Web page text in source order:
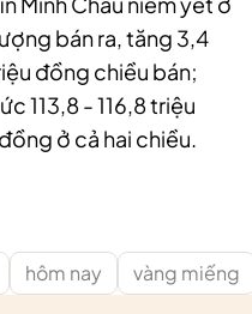
bán ra, tăng 3,4
đồng chiều bán;
113,8 - 116,8 triệu
ở cả hai chiều.
hôm nay vàng miếng